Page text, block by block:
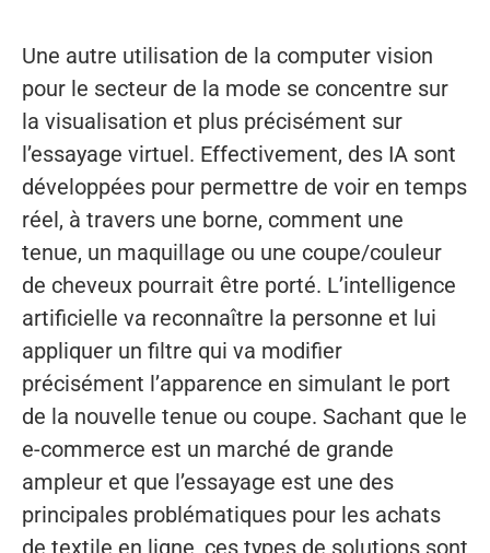
Une autre utilisation de la computer vision
pour le secteur de la mode se concentre sur
la visualisation et plus précisément sur
l’essayage virtuel. Effectivement, des IA sont
développées pour permettre de voir en temps
réel, à travers une borne, comment une
tenue, un maquillage ou une coupe/couleur
de cheveux pourrait être porté. L’intelligence
artificielle va reconnaître la personne et lui
appliquer un filtre qui va modifier
précisément l’apparence en simulant le port
de la nouvelle tenue ou coupe. Sachant que le
e-commerce est un marché de grande
ampleur et que l’essayage est une des
principales problématiques pour les achats